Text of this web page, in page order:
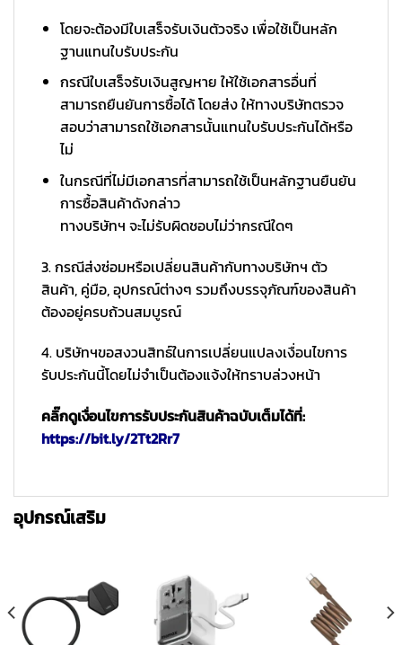
โดยจะต้องมีใบเสร็จรับเงินตัวจริง เพื่อใช้เป็นหลัก
ฐานแทนใบรับประกัน
กรณีใบเสร็จรับเงินสูญหาย ให้ใช้เอกสารอื่นที่
สามารถยืนยันการซื้อได้ โดยส่ง ให้ทางบริษัทตรวจ
สอบว่าสามารถใช้เอกสารนั้นแทนใบรับประกันได้หรือ
ไม่
ในกรณีที่ไม่มีเอกสารที่สามารถใช้เป็นหลักฐานยืนยัน
การซื้อสินค้าดังกล่าว
ทางบริษัทฯ จะไม่รับผิดชอบไม่ว่ากรณีใดๆ
3. กรณีส่งซ่อมหรือเปลี่ยนสินค้ากับทางบริษัทฯ ตัว
สินค้า, คู่มือ, อุปกรณ์ต่างๆ รวมถึงบรรจุภัณฑ์ของสินค้า
ต้องอยู่ครบถ้วนสมบูรณ์
4. บริษัทฯขอสงวนสิทธ์ในการเปลี่ยนแปลงเงื่อนไขการ
รับประกันนี้โดยไม่จำเป็นต้องแจ้งให้ทราบล่วงหน้า
คลิ๊กดูเงื่อนไขการรับประกันสินค้าฉบับเต็มได้ที่:
https://bit.ly/2Tt2Rr7
อุปกรณ์เสริม